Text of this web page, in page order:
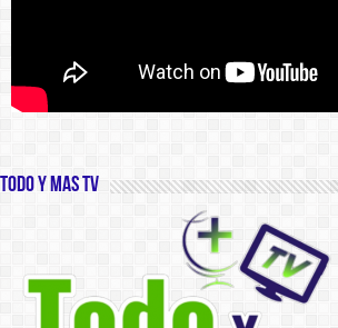
Todo y Mas TV